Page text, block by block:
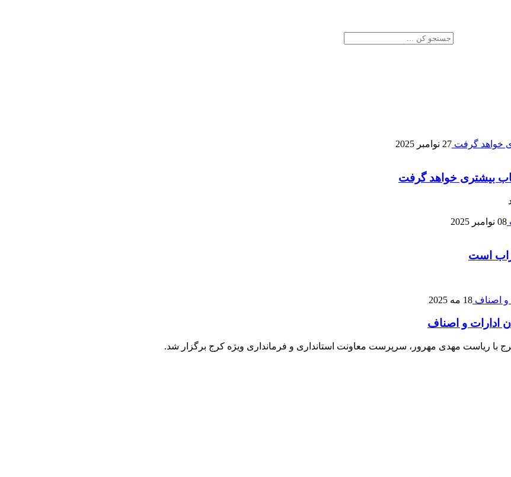
27 نوامبر 2025
بیشتری خواهد گرفت
08 نوامبر 2025
است
18 مه 2025
ادارات و اصناف
ریاست مهدی مهرور، سرپرست معاونت استانداری و فرمانداری ویژه کرج برگزار شد.